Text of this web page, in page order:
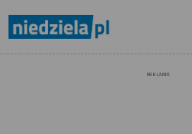
REKLAMA